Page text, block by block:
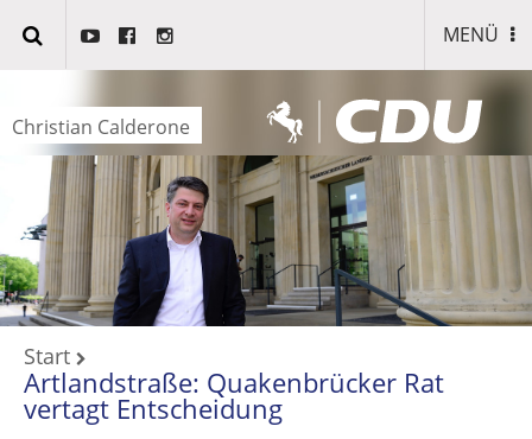
MENÜ
Christian Calderone
Start
Artlandstraße: Quakenbrücker Rat
vertagt Entscheidung